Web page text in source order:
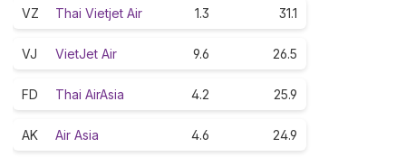
VZ Thai Vietjet Air 1.3 31.1
VJ VietJet Air 9.6 26.5
FD Thai AirAsia 4.2 25.9
AK Air Asia 4.6 24.9